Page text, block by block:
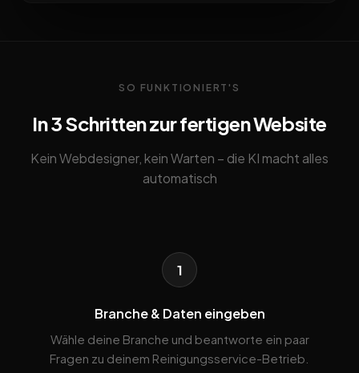
SO FUNKTIONIERT'S
In 3 Schritten zur fertigen Website
Kein Webdesigner, kein Warten – die KI macht alles
automatisch
1
Branche & Daten eingeben
Wähle deine Branche und beantworte ein paar
Fragen zu deinem Reinigungsservice-Betrieb.